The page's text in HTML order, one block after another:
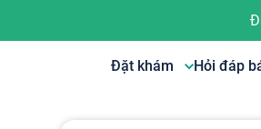
Đặt khám Hỏi đáp